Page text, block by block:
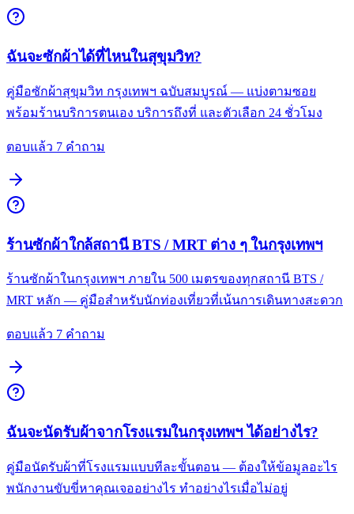
ฉันจะซักผ้าได้ที่ไหนในสุขุมวิท?
คู่มือซักผ้าสุขุมวิท กรุงเทพฯ ฉบับสมบูรณ์ — แบ่งตามซอย
พร้อมร้านบริการตนเอง บริการถึงที่ และตัวเลือก 24 ชั่วโมง
ตอบแล้ว 7 คำถาม
ร้านซักผ้าใกล้สถานี BTS / MRT ต่าง ๆ ในกรุงเทพฯ
ร้านซักผ้าในกรุงเทพฯ ภายใน 500 เมตรของทุกสถานี BTS /
MRT หลัก — คู่มือสำหรับนักท่องเที่ยวที่เน้นการเดินทางสะดวก
ตอบแล้ว 7 คำถาม
ฉันจะนัดรับผ้าจากโรงแรมในกรุงเทพฯ ได้อย่างไร?
คู่มือนัดรับผ้าที่โรงแรมแบบทีละขั้นตอน — ต้องให้ข้อมูลอะไร
พนักงานขับขี่หาคุณเจออย่างไร ทำอย่างไรเมื่อไม่อยู่